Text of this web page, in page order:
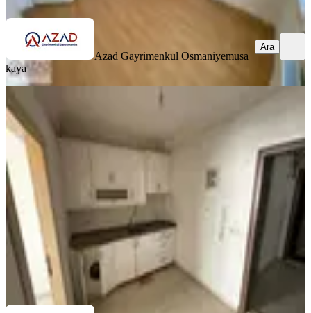
Azad Gayrimenkul Osmaniyemusa
kaya
Ara
KOMBİLİ
Azad- Cafeler Sokağı Civarı Satlık
Merkez, Fakıuşağı Mahallesi
· 03.07.2026
800.000 ₺
Azad Gayrimenkul Osmaniye Mehmet Azad Kaya
Ara